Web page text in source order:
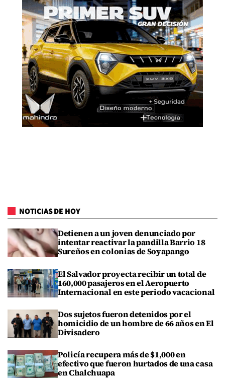
NOTICIAS DE HOY
Detienen a un joven denunciado por
intentar reactivar la pandilla Barrio 18
Sureños en colonias de Soyapango
El Salvador proyecta recibir un total de
160,000 pasajeros en el Aeropuerto
Internacional en este periodo vacacional
Dos sujetos fueron detenidos por el
homicidio de un hombre de 66 años en El
Divisadero
Policía recupera más de $1,000 en
efectivo que fueron hurtados de una casa
en Chalchuapa